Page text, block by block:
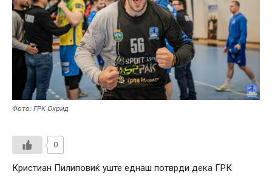
Фото: ГРК Охрид
0
Кристиан Пилиповиќ уште еднаш потврди дека ГРК